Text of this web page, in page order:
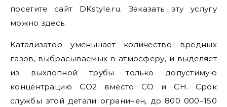
посетите сайт DKstyle.ru. Заказать эту услугу
можно здесь.
Катализатор уменьшает количество вредных
газов, выбрасываемых в атмосферу, и выделяет
из выхлопной трубы только допустимую
концентрацию CO2 вместо CO и CH. Срок
службы этой детали ограничен, до 800 000–150